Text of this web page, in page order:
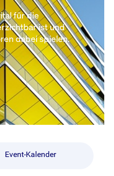
für die
ist und
dabei spielen.
Event-Kalender